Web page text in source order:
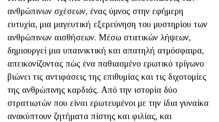
ανθρώπινων σχέσεων, ένας ύμνος στην εφήμερη
ευτυχία, μια μαγευτική εξερεύνηση του μυστηρίου των
ανθρώπινων αισθήσεων. Μέσω στατικών λήψεων,
δημιουργεί μια υπαινικτική και απατηλή ατμόσφαιρα,
απεικονίζοντας πώς ένα παθιασμένο ερωτικό τρίγωνο
βιώνει τις αντιφάσεις της επιθυμίας και τις διχοτομίες
της ανθρώπινης καρδιάς. Από την ιστορία δύο
στρατιωτών που είναι ερωτευμένοι με την ίδια γυναίκα
ανακύπτουν ζητήματα πίστης και φιλίας, και